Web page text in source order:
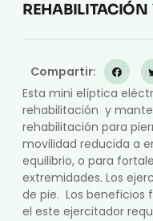
Compartir:
Esta mini elíptica
rehabilitación y
rehabilitación para
movilidad reducida a
equilibrio, o para
extremidades. Los
de pie. Los beneficios
el este ejercitador